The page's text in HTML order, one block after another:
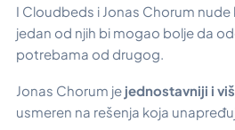
I Cloudbeds i Jonas Chorum nude
jedan od njih bi mogao bolje da
potrebama od drugog.
Jonas Chorum je jednostavniji i
usmeren na rešenja koja